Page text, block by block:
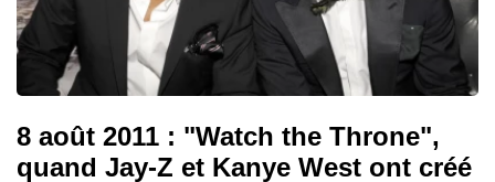
8 août 2011 : "Watch the Throne",
quand Jay-Z et Kanye West ont créé